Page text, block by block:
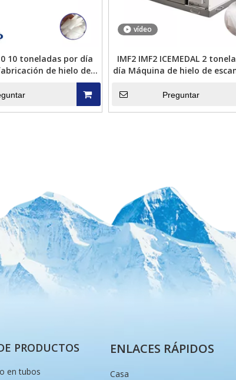
10 toneladas por día
de hielo de
bienes acuáticos
vídeo
IMF2 IMF2 ICEMEDAL 2
día Máquina de hielo de
Preguntar
PRODUCTOS
en tubos
ENLACES RÁPIDOS
Casa